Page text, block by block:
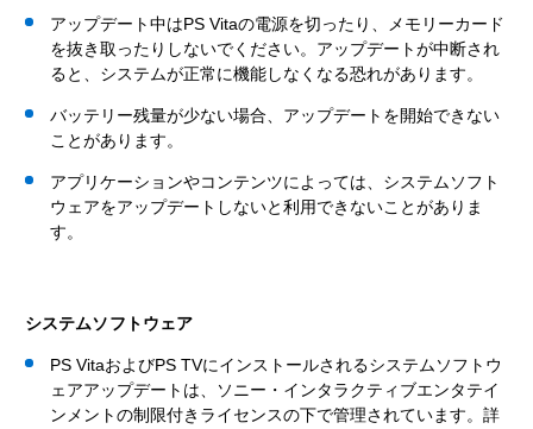
アップデート中はPS Vitaの電源を切ったり、メモリーカード
を抜き取ったりしないでください。アップデートが中断され
ると、システムが正常に機能しなくなる恐れがあります。
バッテリー残量が少ない場合、アップデートを開始できない
ことがあります。
アプリケーションやコンテンツによっては、システムソフト
ウェアをアップデートしないと利用できないことがありま
す。‎
システムソフトウェア
PS VitaおよびPS TVにインストールされるシステムソフトウ
ェアアップデートは、ソニー・インタラクティブエンタテイ
ンメントの制限付きライセンスの下で管理されています。詳